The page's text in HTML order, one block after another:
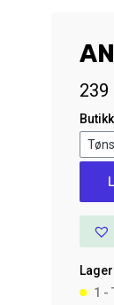
239
500
antall
1 -